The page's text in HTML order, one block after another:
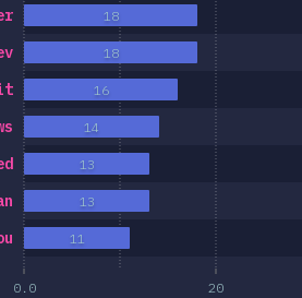
0.0 20
11
13
13
14
16
18
18